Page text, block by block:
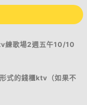
練歌場2週五午10/10
式的錢櫃ktv（如果不